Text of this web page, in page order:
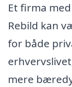
Et firma
Rebild kan
for både
mere